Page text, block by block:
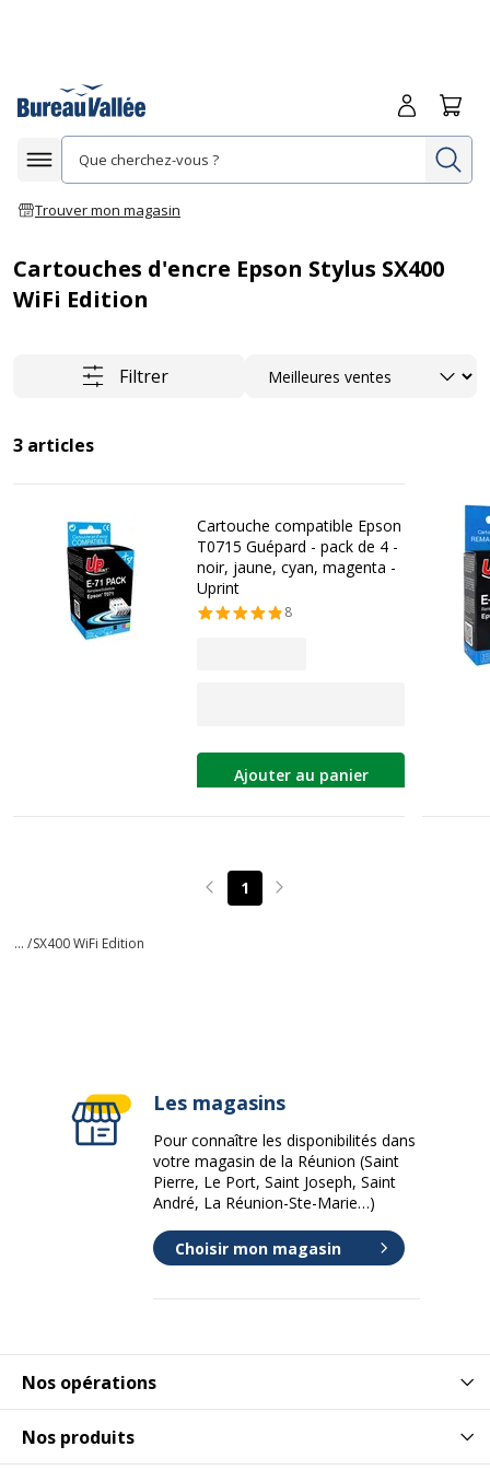
Afficher la navigation
Trouver mon magasin
Me
Cartouches d'encre Epson Stylus SX400
WiFi Edition
Filtrer Trier
3 articles
Cartouche compatible Epson
T0715 Guépard - pack de 4 -
noir, jaune, cyan, magenta -
Uprint
8
Ajouter au panier
Page précédente
1 Page suivante
... /SX400 WiFi Edition
Nos opérations
Nos produits
Les magasins
Pour connaître les disponibilités dans
votre magasin de la Réunion (Saint
Pierre, Le Port, Saint Joseph, Saint
André, La Réunion-Ste-Marie…)
Choisir mon magasin